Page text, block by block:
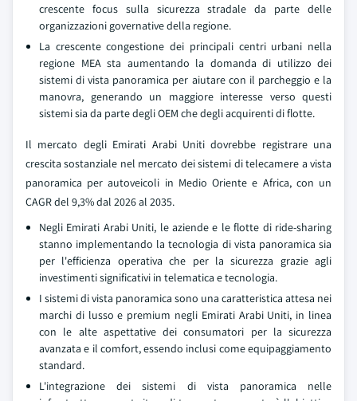
crescente focus sulla sicurezza stradale da parte delle
organizzazioni governative della regione.
La crescente congestione dei principali centri urbani nella
regione MEA sta aumentando la domanda di utilizzo dei
sistemi di vista panoramica per aiutare con il parcheggio e la
manovra, generando un maggiore interesse verso questi
sistemi sia da parte degli OEM che degli acquirenti di flotte.
Il mercato degli Emirati Arabi Uniti dovrebbe registrare una
crescita sostanziale nel mercato dei sistemi di telecamere a vista
panoramica per autoveicoli in Medio Oriente e Africa, con un
CAGR del 9,3% dal 2026 al 2035.
Negli Emirati Arabi Uniti, le aziende e le flotte di ride-sharing
stanno implementando la tecnologia di vista panoramica sia
per l'efficienza operativa che per la sicurezza grazie agli
investimenti significativi in telematica e tecnologia.
I sistemi di vista panoramica sono una caratteristica attesa nei
marchi di lusso e premium negli Emirati Arabi Uniti, in linea
con le alte aspettative dei consumatori per la sicurezza
avanzata e il comfort, essendo inclusi come equipaggiamento
standard.
L'integrazione dei sistemi di vista panoramica nelle